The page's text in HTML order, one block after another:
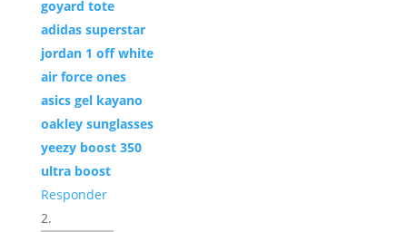
goyard tote
adidas superstar
jordan 1 off white
air force ones
asics gel kayano
oakley sunglasses
yeezy boost 350
ultra boost
Responder